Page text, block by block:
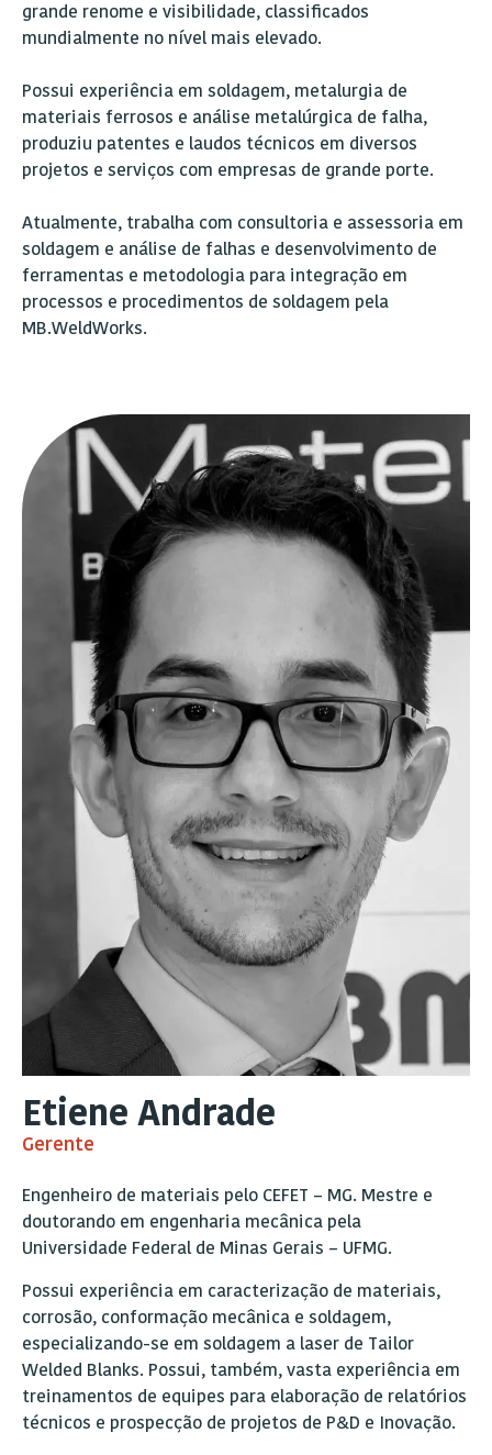
grande renome e visibilidade, classificados
mundialmente no nível mais elevado.
Possui experiência em soldagem, metalurgia de
materiais ferrosos e análise metalúrgica de falha,
produziu patentes e laudos técnicos em diversos
projetos e serviços com empresas de grande porte.
Atualmente, trabalha com consultoria e assessoria em
soldagem e análise de falhas e desenvolvimento de
ferramentas e metodologia para integração em
processos e procedimentos de soldagem pela
MB.WeldWorks.
Etiene Andrade
Gerente
Engenheiro de materiais pelo CEFET – MG. Mestre e
doutorando em engenharia mecânica pela
Universidade Federal de Minas Gerais – UFMG.
Possui experiência em caracterização de materiais,
corrosão, conformação mecânica e soldagem,
especializando-se em soldagem a laser de Tailor
Welded Blanks. Possui, também, vasta experiência em
treinamentos de equipes para elaboração de relatórios
técnicos e prospecção de projetos de P&D e Inovação.